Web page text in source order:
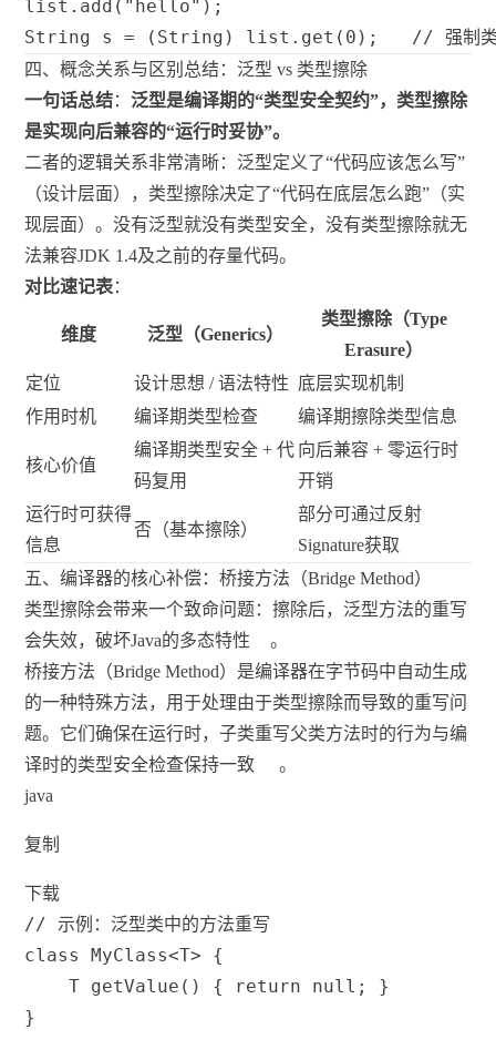
list . add ( "hello" ) ;
String s = ( String ) list . get ( 0 ) ; // 强制类
四、概念关系与区别总结：泛型 vs 类型擦除
一句话总结：泛型是编译期的“类型安全契约”，类型擦除
是实现向后兼容的“运行时妥协”。
二者的逻辑关系非常清晰：泛型定义了“代码应该怎么写”
（设计层面），类型擦除决定了“代码在底层怎么跑”（实
现层面）。没有泛型就没有类型安全，没有类型擦除就无
法兼容JDK 1.4及之前的存量代码。
对比速记表：
维度 泛型（Generics）
类型擦除（Type
Erasure）
定位
设计思想 / 语法特性 底层实现机制
作用时机
编译期类型检查 编译期擦除类型信息
核心价值
编译期类型安全 + 代
码复用
向后兼容 + 零运行时
开销
运行时可获得
信息
否（基本擦除）
部分可通过反射
Signature获取
五、编译器的核心补偿：桥接方法（Bridge Method）
类型擦除会带来一个致命问题：擦除后，泛型方法的重写
会失效，破坏Java的多态特性
。
桥接方法（Bridge Method）是编译器在字节码中自动生成
的一种特殊方法，用于处理由于类型擦除而导致的重写问
题。它们确保在运行时，子类重写父类方法时的行为与编
译时的类型安全检查保持一致
。
java
复制
下载
// 示例：泛型类中的方法重写
class
MyClass<T>
{
T getValue ( ) { return null ;
}
}